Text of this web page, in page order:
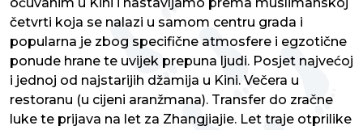
očuvanim u Kini i nastavljamo prema muslimanskoj
četvrti koja se nalazi u samom centru grada i
popularna je zbog specifične atmosfere i egzotične
ponude hrane te uvijek prepuna ljudi. Posjet najvećoj
i jednoj od najstarijih džamija u Kini. Večera u
restoranu (u cijeni aranžmana). Transfer do zračne
luke te prijava na let za Zhangjiajie. Let traje otprilike